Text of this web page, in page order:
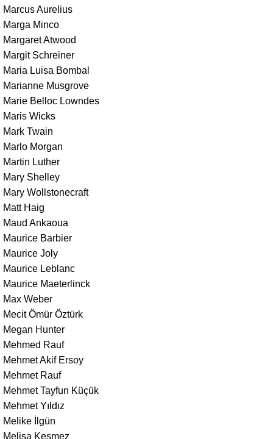
Marcus Aurelius
Marga Minco
Margaret Atwood
Margit Schreiner
Maria Luisa Bombal
Marianne Musgrove
Marie Belloc Lowndes
Maris Wicks
Mark Twain
Marlo Morgan
Martin Luther
Mary Shelley
Mary Wollstonecraft
Matt Haig
Maud Ankaoua
Maurice Barbier
Maurice Joly
Maurice Leblanc
Maurice Maeterlinck
Max Weber
Mecit Ömür Öztürk
Megan Hunter
Mehmed Rauf
Mehmet Akif Ersoy
Mehmet Rauf
Mehmet Tayfun Küçük
Mehmet Yıldız
Melike İlgün
Melisa Kesmez